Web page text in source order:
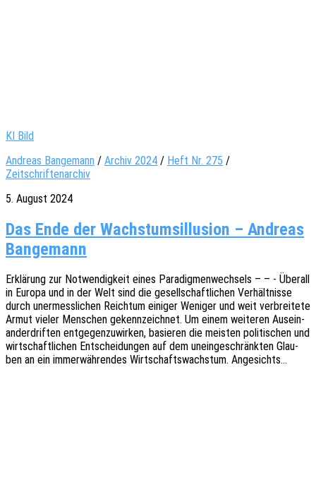
KI Bild
Andreas Bangemann / Archiv 2024 / Heft Nr. 275 /
Zeitschriftenarchiv
5. August 2024
Das Ende der Wachstumsillusion – Andreas
Bangemann
Erklä­rung zur Notwen­dig­keit eines Para­dig­men­wech­sels – – - Über­all
in Europa und in der Welt sind die gesell­schaft­li­chen Verhält­nis­se
durch uner­mess­li­chen Reich­tum eini­ger Weni­ger und weit verbrei­te­te
Armut vieler Menschen gekenn­zeich­net. Um einem weite­ren Ausein­
an­der­drif­ten entge­gen­zu­wir­ken, basie­ren die meis­ten poli­ti­schen und
wirt­schaft­li­chen Entschei­dun­gen auf dem unein­ge­schränk­ten Glau­
ben an ein immer­wäh­ren­des Wirt­schafts­wachs­tum. Angesichts…